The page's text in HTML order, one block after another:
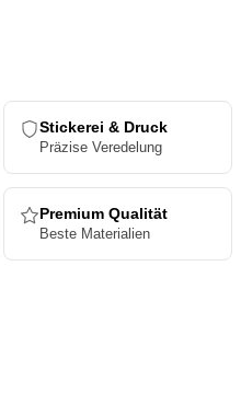
Stickerei & Druck
Präzise Veredelung
Premium Qualität
Beste Materialien